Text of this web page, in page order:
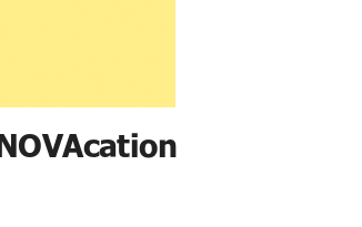
NOVAcation